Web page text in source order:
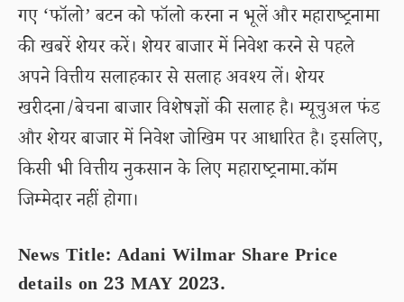
गए ‘फॉलो’ बटन को फॉलो करना न भूलें और महाराष्ट्रनामा
की खबरें शेयर करें। शेयर बाजार में निवेश करने से पहले
अपने वित्तीय सलाहकार से सलाह अवश्य लें। शेयर
खरीदना/बेचना बाजार विशेषज्ञों की सलाह है। म्यूचुअल फंड
और शेयर बाजार में निवेश जोखिम पर आधारित है। इसलिए,
किसी भी वित्तीय नुकसान के लिए महाराष्ट्रनामा.कॉम
जिम्मेदार नहीं होगा।
News Title: Adani Wilmar Share Price
details on 23 MAY 2023.